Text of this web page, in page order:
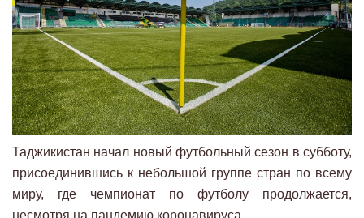
Таджикистан начал новый футбольный сезон в субботу,
присоединившись к небольшой группе стран по всему
миру, где чемпионат по футболу продолжается,
несмотря на пандемию коронавируса.